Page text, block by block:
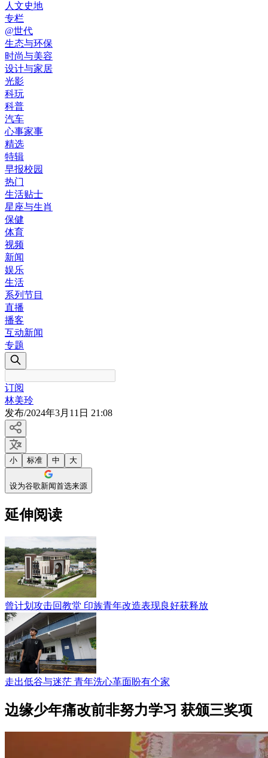
人文史地
专栏
@世代
生态与环保
时尚与美容
设计与家居
光影
科玩
科普
汽车
心事家事
精选
特辑
早报校园
热门
生活贴士
星座与生肖
保健
体育
视频
新闻
娱乐
生活
系列节目
直播
播客
互动新闻
专题
订阅
林美玲
发布/2024年3月11日 21:08
小 标准 中 大
设为谷歌新闻首选来源
延伸阅读
曾计划攻击回教堂 印族青年改造表现良好获释放
走出低谷与迷茫 青年洗心革面盼有个家
边缘少年痛改前非努力学习 获颁三奖项